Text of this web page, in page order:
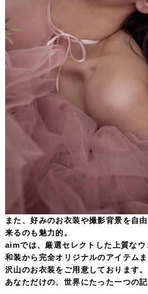
また、好みのお衣装や撮影背景を自
来るのも魅力的。
aimでは、厳選セレクトした上質なウ
和装から完全オリジナルのアイテム
沢山のお衣装をご用意しております。
あなただけの、世界にたった一つの記